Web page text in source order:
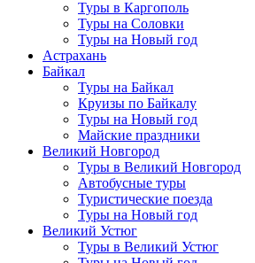
Туры в Каргополь
Туры на Соловки
Туры на Новый год
Астрахань
Байкал
Туры на Байкал
Круизы по Байкалу
Туры на Новый год
Майские праздники
Великий Новгород
Туры в Великий Новгород
Автобусные туры
Туристические поезда
Туры на Новый год
Великий Устюг
Туры в Великий Устюг